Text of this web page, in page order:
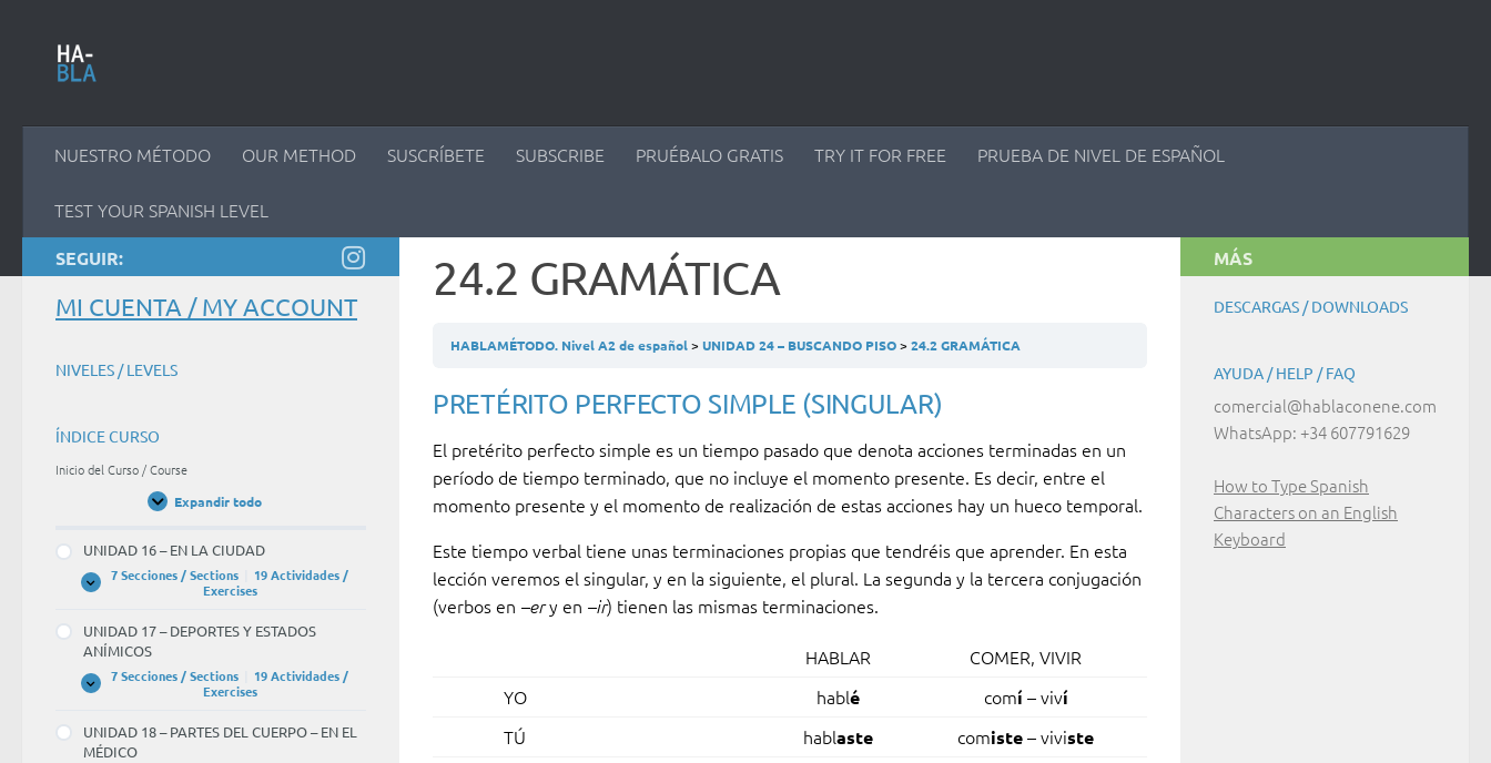
NUESTRO MÉTODO OUR METHOD SUSCRÍBETE SUBSCRIBE PRUÉBALO GRATIS TRY IT FOR FREE PRUEBA DE NIVEL DE ESPAÑOL
TEST YOUR SPANISH LEVEL
24.2 GRAMÁTICA
HABLAMÉTODO. Nivel A2 de español UNIDAD 24 – BUSCANDO PISO 24.2 GRAMÁTICA
PRETÉRITO PERFECTO SIMPLE (SINGULAR)
El pretérito perfecto simple es un tiempo pasado que denota acciones terminadas en un
período de tiempo terminado, que no incluye el momento presente. Es decir, entre el
momento presente y el momento de realización de estas acciones hay un hueco temporal.
Este tiempo verbal tiene unas terminaciones propias que tendréis que aprender. En esta
lección veremos el singular, y en la siguiente, el plural. La segunda y la tercera conjugación
(verbos en –ery en –ir) tienen las mismas terminaciones.
HABLAR
COMER, VIVIR
YO
hablé comí – viví
TÚ hablaste comiste– viviste
SEGUIR:
MI CUENTA / MY ACCOUNT
NIVELES / LEVELS
ÍNDICE CURSO
Inicio del Curso / Course
Expandir todo
Unidades
UNIDAD 16 – EN LA CIUDAD
Expandir
UNIDAD
EN
LA
7 Secciones / Sections
19 Actividades /
Exercises
UNIDAD 17 – DEPORTES Y ESTADOS
ANÍMICOS
Expandir
UNIDAD
DEPORTES
Y
7 Secciones / Sections
19 Actividades /
Exercises
UNIDAD 18 – PARTES DEL CUERPO – EN EL
MÉDICO
MÁS
DESCARGAS / DOWNLOADS
AYUDA / HELP / FAQ
comercial@hablaconene.com
WhatsApp: +34 607791629
How to Type Spanish
Characters on an English
Keyboard